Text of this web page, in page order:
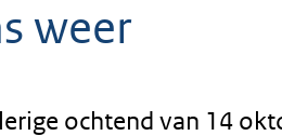
weer
ochtend van 14